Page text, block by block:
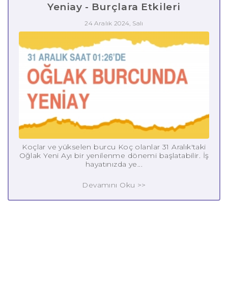
Yeniay - Burçlara Etkileri
24 Aralık 2024, Salı
Koçlar ve yükselen burcu Koç olanlar 31 Aralık'taki
Oğlak Yeni Ayı bir yenilenme dönemi başlatabilir. İş
hayatınızda ye...
Devamını Oku >>